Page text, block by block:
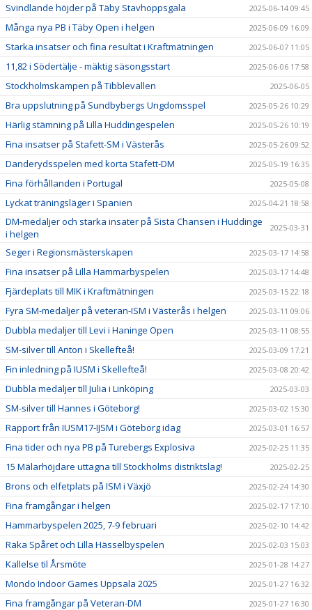
Svindlande höjder på Täby Stavhoppsgala 2025-06-14 09:45
Många nya PB i Täby Open i helgen 2025-06-09 16:09
Starka insatser och fina resultat i Kraftmätningen 2025-06-07 11:05
11,82 i Södertälje - mäktig säsongsstart 2025-06-06 17:58
Stockholmskampen på Tibblevallen 2025-06-05
Bra uppslutning på Sundbybergs Ungdomsspel 2025-05-26 10:29
Härlig stämning på Lilla Huddingespelen 2025-05-26 10:19
Fina insatser på Stafett-SM i Västerås 2025-05-26 09:52
Danderydsspelen med korta Stafett-DM 2025-05-19 16:35
Fina förhållanden i Portugal 2025-05-08
Lyckat träningsläger i Spanien 2025-04-21 18:58
DM-medaljer och starka insater på Sista Chansen i Huddinge
i helgen
2025-03-31
Seger i Regionsmästerskapen 2025-03-17 14:58
Fina insatser på Lilla Hammarbyspelen 2025-03-17 14:48
Fjärdeplats till MIK i Kraftmätningen 2025-03-15 22:18
Fyra SM-medaljer på veteran-ISM i Västerås i helgen 2025-03-11 09:06
Dubbla medaljer till Levi i Haninge Open 2025-03-11 08:55
SM-silver till Anton i Skellefteå! 2025-03-09 17:21
Fin inledning på IUSM i Skellefteå! 2025-03-08 20:42
Dubbla medaljer till Julia i Linköping 2025-03-03
SM-silver till Hannes i Göteborg! 2025-03-02 15:30
Rapport från IUSM17-IJSM i Göteborg idag 2025-03-01 16:57
Fina tider och nya PB på Turebergs Explosiva 2025-02-25 11:35
15 Mälarhöjdare uttagna till Stockholms distriktslag! 2025-02-25
Brons och elfetplats på ISM i Växjö 2025-02-24 14:30
Fina framgångar i helgen 2025-02-17 17:10
Hammarbyspelen 2025, 7-9 februari 2025-02-10 14:42
Raka Spåret och Lilla Hässelbyspelen 2025-02-03 15:03
Kallelse til Årsmöte 2025-01-28 14:27
Mondo Indoor Games Uppsala 2025 2025-01-27 16:32
Fina framgångar på Veteran-DM 2025-01-27 16:30